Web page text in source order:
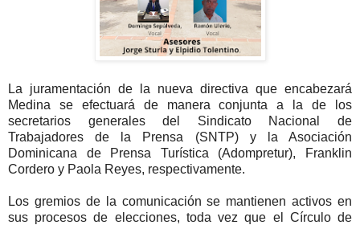
La juramentación de la nueva directiva que encabezará
Medina se efectuará de manera conjunta a la de los
secretarios generales del Sindicato Nacional de
Trabajadores de la Prensa (SNTP) y la Asociación
Dominicana de Prensa Turística (Adompretur), Franklin
Cordero y Paola Reyes, respectivamente.
Los gremios de la comunicación se mantienen activos en
sus procesos de elecciones, toda vez que el Círculo de